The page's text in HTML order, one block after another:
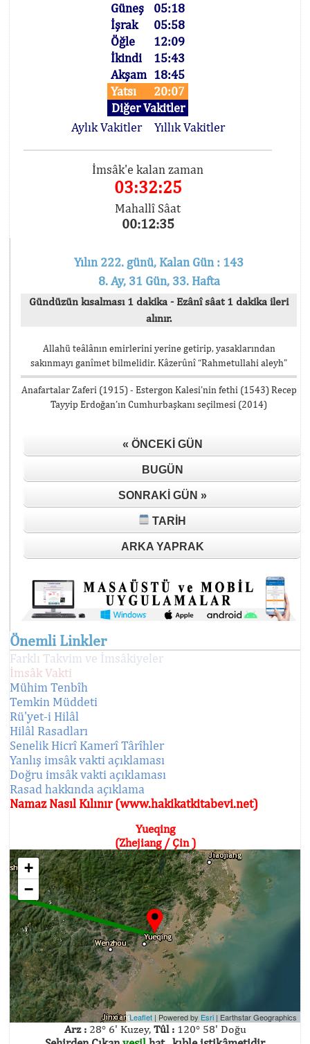
Güneş
05:18
İşrak
05:58
Öğle
12:09
İkindi
15:43
Akşam 18:45
Yatsı
20:07
Diğer Vakitler
Aylık Vakitler
Yıllık Vakitler
İmsâk'e kalan zaman
03:32:25
Mahallî Sâat
00:12:35
Yılın 222. günü, Kalan Gün : 143
8. Ay, 31 Gün, 33. Hafta
Gündüzün kısalması 1 dakika - Ezânî sâat 1 dakika ileri
alınır.
Allahü teâlânın emirlerini yerine getirip, yasaklarından
sakınmayı ganîmet bilmelidir. Kâzerûnî “Rahmetullahi aleyh”
Anafartalar Zaferi (1915) - Estergon Kalesi’nin fethi (1543) Recep
Tayyip Erdoğan’ın Cumhurbaşkanı seçilmesi (2014)
« ÖNCEKI GÜN
BUGÜN
SONRAKI GÜN »
TARIH
ARKA YAPRAK
Önemli Linkler
Farklı Takvim ve İmsâkiyeler
İmsâk Vakti
Mühim Tenbîh
Temkin Müddeti
Rü'yet-i Hilâl
Hilâl Rasadları
Senelik Hicrî Kamerî Târîhler
Yanlış imsâk vakti açıklaması
Doğru imsâk vakti açıklaması
Rasad hakkında açıklama
Namaz Nasıl Kılınır (www.hakikatkitabevi.net)
Yueqing
(Zhejiang / Çin )
+
−
Leaflet | Powered by Esri | Earthstar Geographics
Arz :28° 6' Kuzey, Tûl :120° 58' Doğu